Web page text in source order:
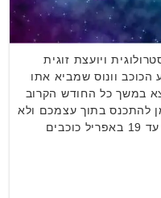
ויועצת זוגית
הכוכב וונוס שמביא אתו
במשך כל החודש הקרוב
להתכנס בתוך עצמכם ולא
לחשוף את רגשותיכם. טלה 21 במרץ עד 19 באפריל כוכבים